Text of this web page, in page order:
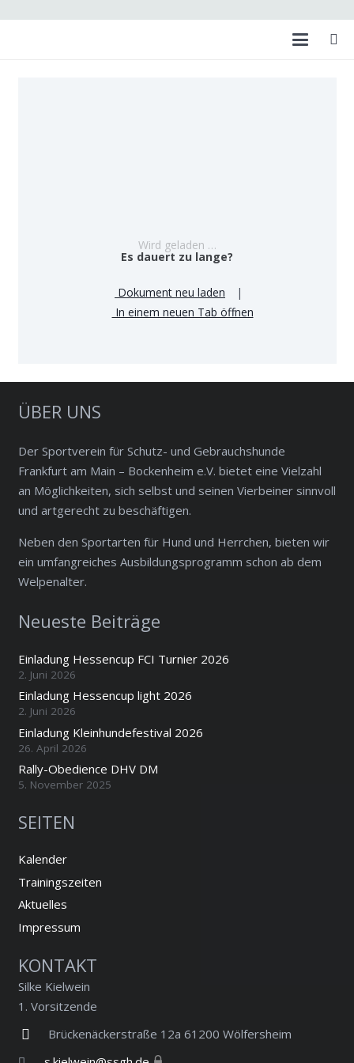
Wird geladen …
Es dauert zu lange?
Dokument neu laden
|
In einem neuen Tab öffnen
ÜBER UNS
Der Sportverein für Schutz- und Gebrauchshunde
Frankfurt am Main – Bockenheim e.V. bietet eine Vielzahl
an Möglichkeiten, sich selbst und seinen Vierbeiner sinnvoll
und artgerecht zu beschäftigen.
Neben den Sportarten für Hund und Herrchen, bieten wir
ein umfangreiches Ausbildungsprogramm schon ab dem
Welpenalter.
Neueste Beiträge
Einladung Hessencup FCI Turnier 2026
2. Juni 2026
Einladung Hessencup light 2026
2. Juni 2026
Einladung Kleinhundefestival 2026
26. April 2026
Rally-Obedience DHV DM
5. November 2025
SEITEN
Kalender
Trainingszeiten
Aktuelles
Impressum
KONTAKT
Silke Kielwein
1. Vorsitzende
Brückenäckerstraße 12a 61200 Wölfersheim